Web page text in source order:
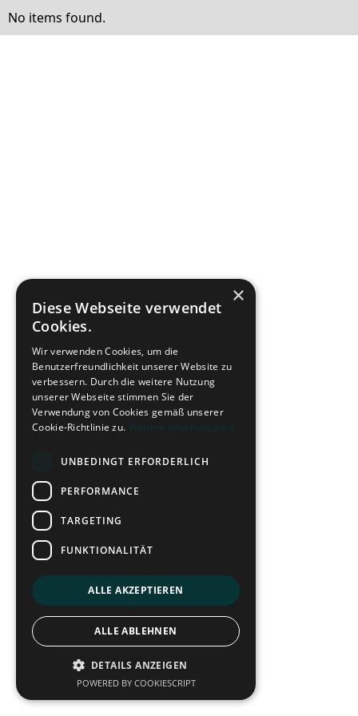
No items found.
×
Diese Webseite verwendet
Cookies.
Wir verwenden Cookies, um die
Benutzerfreundlichkeit unserer Website zu
verbessern. Durch die weitere Nutzung
unserer Webseite stimmen Sie der
Verwendung von Cookies gemäß unserer
Cookie-Richtlinie zu. Weitere Informationen
UNBEDINGT ERFORDERLICH
PERFORMANCE
TARGETING
FUNKTIONALITÄT
ALLE AKZEPTIEREN
ALLE ABLEHNEN
DETAILS ANZEIGEN
POWERED BY COOKIESCRIPT